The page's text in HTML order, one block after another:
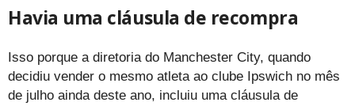
Havia uma cláusula de recompra
Isso porque a diretoria do Manchester City, quando
decidiu vender o mesmo atleta ao clube Ipswich no mês
de julho ainda deste ano, incluiu uma cláusula de